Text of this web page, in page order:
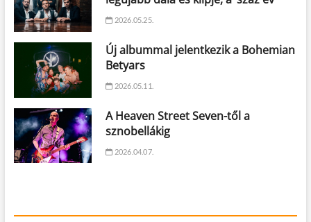
2026.05.25.
Új albummal jelentkezik a Bohemian
Betyars
2026.05.11.
A Heaven Street Seven-től a
sznobellákig
2026.04.07.